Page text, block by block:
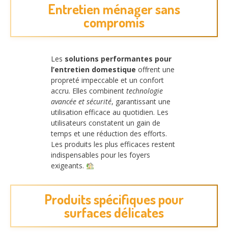
Entretien ménager sans
compromis
Les solutions performantes pour
l’entretien domestique offrent une
propreté impeccable et un confort
accru. Elles combinent technologie
avancée et sécurité, garantissant une
utilisation efficace au quotidien. Les
utilisateurs constatent un gain de
temps et une réduction des efforts.
Les produits les plus efficaces restent
indispensables pour les foyers
exigeants.
Produits spécifiques pour
surfaces délicates